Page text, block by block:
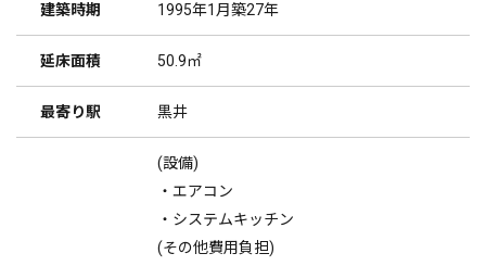
建築時期 1995年1月築27年
延床面積 50.9㎡
最寄り駅 黒井
(設備)
・エアコン
・システムキッチン
(その他費用負担)